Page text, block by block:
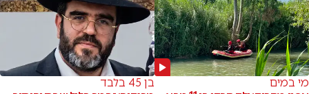
מי במים
בן 45 בלבד